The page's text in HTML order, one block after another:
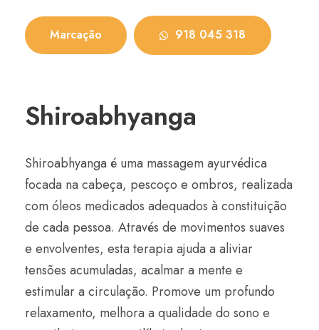
Marcação 918 045 318
Shiroabhyanga
Shiroabhyanga é uma massagem ayurvédica
focada na cabeça, pescoço e ombros, realizada
com óleos medicados adequados à constituição
de cada pessoa. Através de movimentos suaves
e envolventes, esta terapia ajuda a aliviar
tensões acumuladas, acalmar a mente e
estimular a circulação. Promove um profundo
relaxamento, melhora a qualidade do sono e